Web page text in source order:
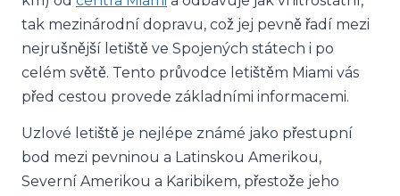
tak mezinárodní dopravu, což jej pevně řadí mezi
nejrušnější letiště ve Spojených státech i po
celém světě. Tento průvodce letištěm Miami vás
před cestou provede základními informacemi.
Uzlové letiště je nejlépe známé jako přestupní
bod mezi pevninou a Latinskou Amerikou,
Severní Amerikou a Karibikem, přestože jeho